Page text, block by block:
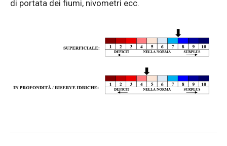
di portata dei fiumi, nivometri ecc.